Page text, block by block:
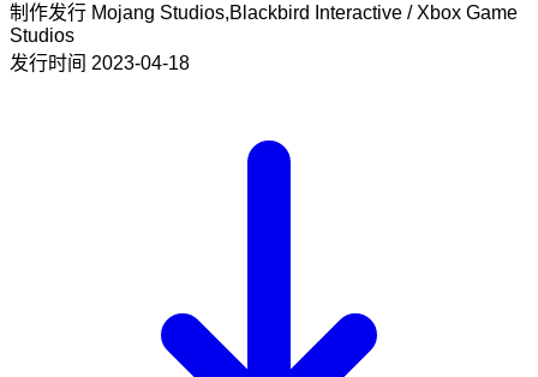
制作发行 Mojang Studios,Blackbird Interactive / Xbox Game
Studios
发行时间 2023-04-18